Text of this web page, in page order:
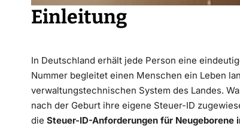
Einleitung
In Deutschland erhält jede Person eine
Nummer begleitet einen Menschen ein Leben
verwaltungstechnischen System des Landes.
nach der Geburt ihre eigene Steuer-ID
die Steuer-ID-Anforderungen für Neugeborene